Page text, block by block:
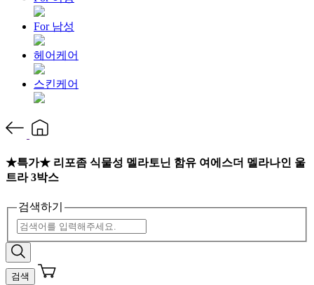
For 남성
헤어케어
스킨케어
★특가★ 리포좀 식물성 멜라토닌 함유 여에스더 멜라나인 울
트라 3박스
검색하기
검색